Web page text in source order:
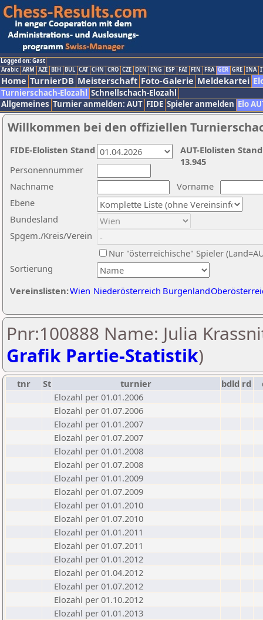
Logged on: Gast
Arabic ARM AZE BIH BUL CAT CHN CRO CZE DEN ENG ESP FAI FIN FRA GER GRE INA
Home TurnierDB Meisterschaft Foto-Galerie Meldekartei
Turnierschach-Elozahl Schnellschach-Elozahl
Allgemeines Turnier anmelden: AUT FIDE Spieler anmelden Elo
Willkommen bei den offiziellen
Nachname
Vorname
Ebene
Sortierung
Personennummer
Bundesland
Spgem./Kreis/Verein
Nur "österreichische" Spieler
Vereinslisten:Wien Niederösterreich Burgenland
AUT-Elolisten
13.945
FIDE-Elolisten Stand
Pnr:100888 Name: Julia
Grafik Partie-Statistik)
tnr St turnier bdld rd
Elozahl per 01.01.2006
Elozahl per 01.07.2006
Elozahl per 01.01.2007
Elozahl per 01.07.2007
Elozahl per 01.01.2008
Elozahl per 01.07.2008
Elozahl per 01.01.2009
Elozahl per 01.07.2009
Elozahl per 01.01.2010
Elozahl per 01.07.2010
Elozahl per 01.01.2011
Elozahl per 01.07.2011
Elozahl per 01.01.2012
Elozahl per 01.04.2012
Elozahl per 01.07.2012
Elozahl per 01.10.2012
Elozahl per 01.01.2013